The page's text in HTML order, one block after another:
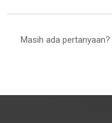
Masih ada pertanyaan?